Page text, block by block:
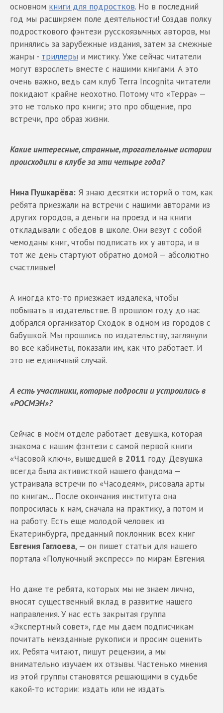
основном книги для подростков. Но в последний
год мы расширяем поле деятельности! Создав полку
подросткового фэнтези русскоязычных авторов, мы
принялись за зарубежные издания, затем за смежные
жанры - триллеры и мистику. Уже сейчас читатели
могут взрослеть вместе с нашими книгами. А это
очень важно, ведь сам клуб Terra Incognita читатели
покидают крайне неохотно. Потому что «Терра» —
это не только про книги; это про общение, про
встречи, про образ жизни.
Какие интересные, странные, трогательные истории
происходили в клубе за эти четыре года?
Нина Пушкарёва: Я знаю десятки историй о том, как
ребята приезжали на встречи с нашими авторами из
других городов, а деньги на проезд и на книги
откладывали с обедов в школе. Они везут с собой
чемоданы книг, чтобы подписать их у автора, и в
тот же день стартуют обратно домой — абсолютно
счастливые!
А иногда кто-то приезжает издалека, чтобы
побывать в издательстве. В прошлом году до нас
добрался организатор Сходок в одном из городов с
бабушкой. Мы прошлись по издательству, заглянули
во все кабинеты, показали им, как что работает. И
это не единичный случай.
А есть участники, которые подросли и устроились в
«РОСМЭН»?
Сейчас в моём отделе работает девушка, которая
знакома с нашим фэнтези с самой первой книги
«Часовой ключ», вышедшей в 2011 году. Девушка
всегда была активисткой нашего фандома —
устраивала встречи по «Часодеям», рисовала арты
по книгам... После окончания института она
попросилась к нам, сначала на практику, а потом и
на работу. Есть еще молодой человек из
Екатеринбурга, преданный поклонник всех книг
Евгения Гаглоева, — он пишет статьи для нашего
портала «Полуночный экспресс» по мирам Евгения.
Но даже те ребята, которых мы не знаем лично,
вносят существенный вклад в развитие нашего
направления. У нас есть закрытая группа
«Экспертный совет», где мы даем подписчикам
почитать неизданные рукописи и просим оценить
их. Ребята читают, пишут рецензии, а мы
внимательно изучаем их отзывы. Частенько мнения
из этой группы становятся решающими в судьбе
какой-то истории: издать или не издать.